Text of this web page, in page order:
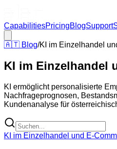
CapabilitiesPricingBlogSupport
🇦🇹 Blog/KI im Einzelhandel
KI im Einzelhandel
KI ermöglicht personalisierte
Nachfrageprognosen,
Kundenanalyse für
KI im Einzelhandel und E-